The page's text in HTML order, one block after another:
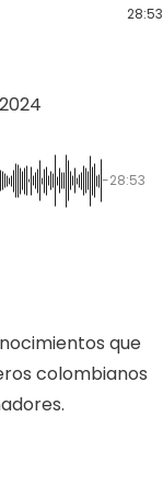
28:53
-28:53
que
colombianos